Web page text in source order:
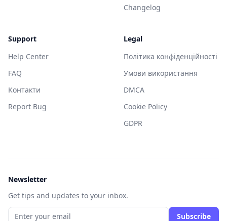
Changelog
Support
Help Center
FAQ
Контакти
Report Bug
Legal
Політика конфіденційності
Умови використання
DMCA
Cookie Policy
GDPR
Newsletter
Get tips and updates to your inbox.
Subscribe